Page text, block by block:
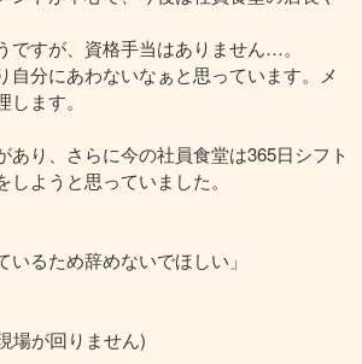
すが、資格手当はありません…。
分にあわないなぁと思っています。メ
ます。
り、さらに今の社員食堂は365日シフト
ようと思っていました。
るため辞めないでほしい」
場が回りません)